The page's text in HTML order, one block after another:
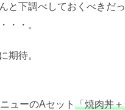
と下調べしておくべきだ
・・。
期待。
ューのAセット 「焼肉丼